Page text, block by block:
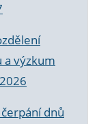
a výzkum
dnů